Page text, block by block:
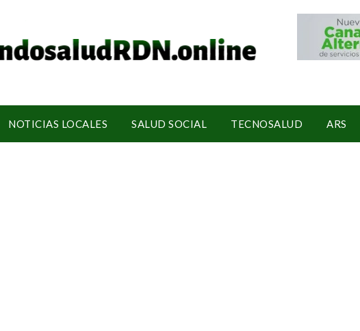
NOTICIAS LOCALES SALUD SOCIAL TECNOSALUD ARS